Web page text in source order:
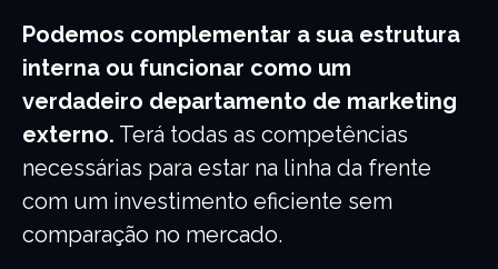
Podemos complementar a sua estrutura
interna ou funcionar como um
verdadeiro departamento de marketing
externo. Terá todas as competências
necessárias para estar na linha da frente
com um investimento eficiente sem
comparação no mercado.